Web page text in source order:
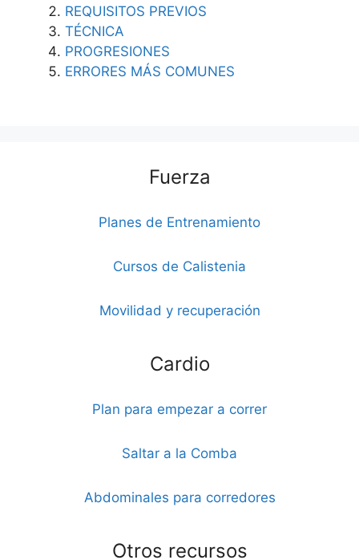
REQUISITOS PREVIOS
TÉCNICA
PROGRESIONES
ERRORES MÁS COMUNES
Fuerza
Planes de Entrenamiento
Cursos de Calistenia
Movilidad y recuperación
Cardio
Plan para empezar a correr
Saltar a la Comba
Abdominales para corredores
Otros recursos